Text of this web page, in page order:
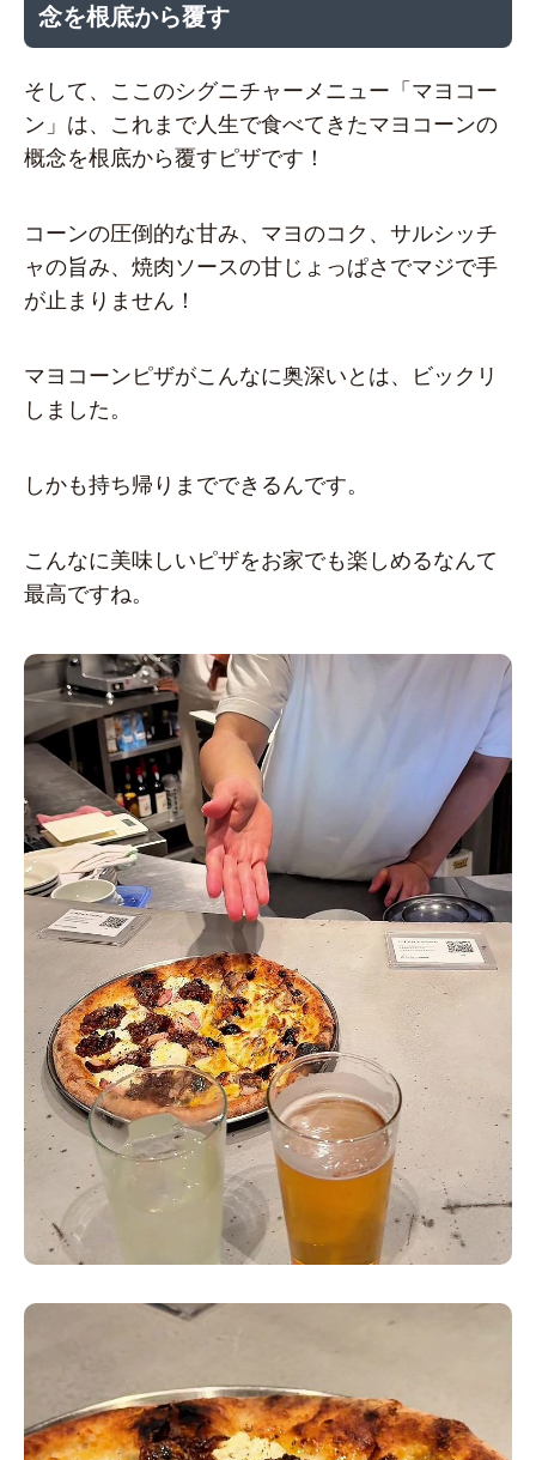
念を根底から覆す
そして、ここのシグニチャーメニュー「マヨコー
ン」は、これまで人生で食べてきたマヨコーンの
概念を根底から覆すピザです！
コーンの圧倒的な甘み、マヨのコク、サルシッチ
ャの旨み、焼肉ソースの甘じょっぱさでマジで手
が止まりません！
マヨコーンピザがこんなに奥深いとは、ビックリ
しました。
しかも持ち帰りまでできるんです。
こんなに美味しいピザをお家でも楽しめるなんて
最高ですね。